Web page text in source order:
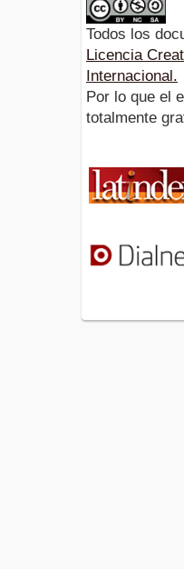
Todos los
Licencia
Internacional.
Por lo que el
totalmente